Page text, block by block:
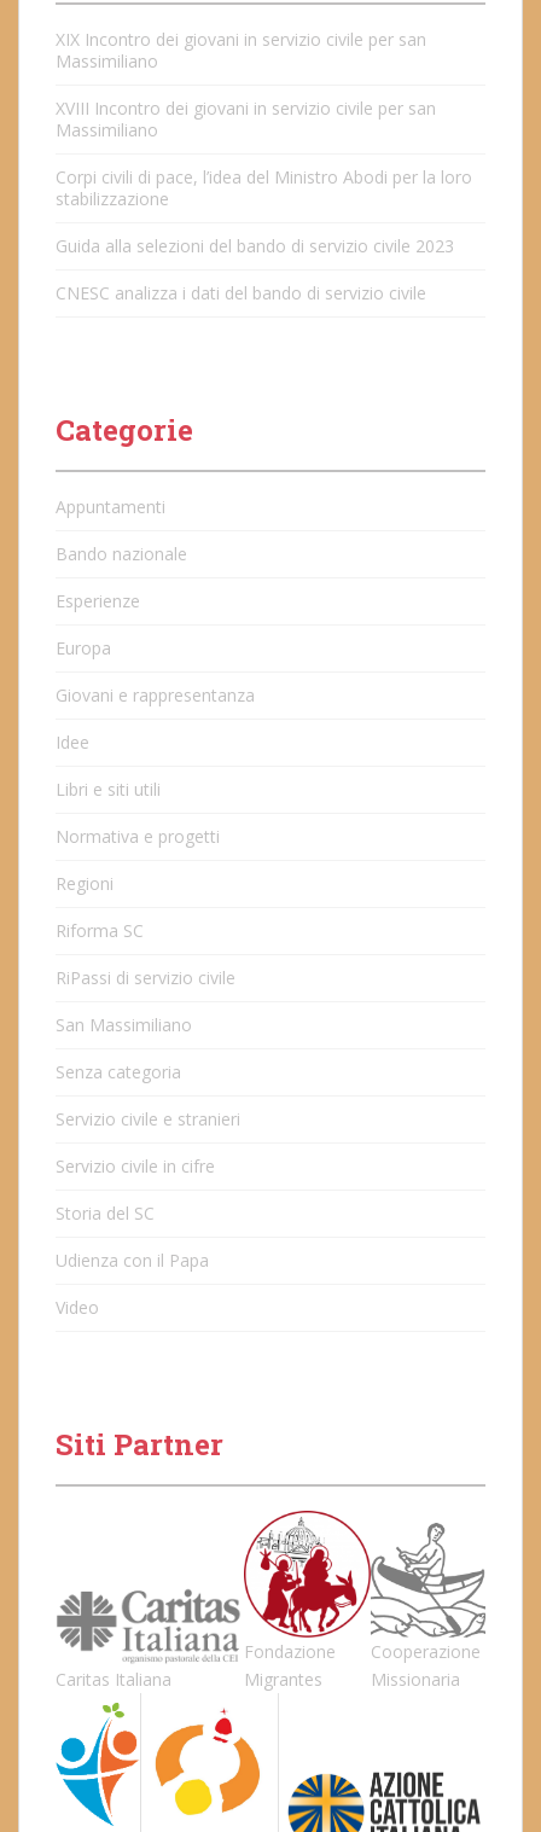
XIX Incontro dei giovani in servizio civile per san
Massimiliano
XVIII Incontro dei giovani in servizio civile per san
Massimiliano
Corpi civili di pace, l’idea del Ministro Abodi per la loro
stabilizzazione
Guida alla selezioni del bando di servizio civile 2023
CNESC analizza i dati del bando di servizio civile
Categorie
Appuntamenti
Bando nazionale
Esperienze
Europa
Giovani e rappresentanza
Idee
Libri e siti utili
Normativa e progetti
Regioni
Riforma SC
RiPassi di servizio civile
San Massimiliano
Senza categoria
Servizio civile e stranieri
Servizio civile in cifre
Storia del SC
Udienza con il Papa
Video
Siti Partner
Caritas Italiana
Fondazione
Migrantes
Cooperazione
Missionaria